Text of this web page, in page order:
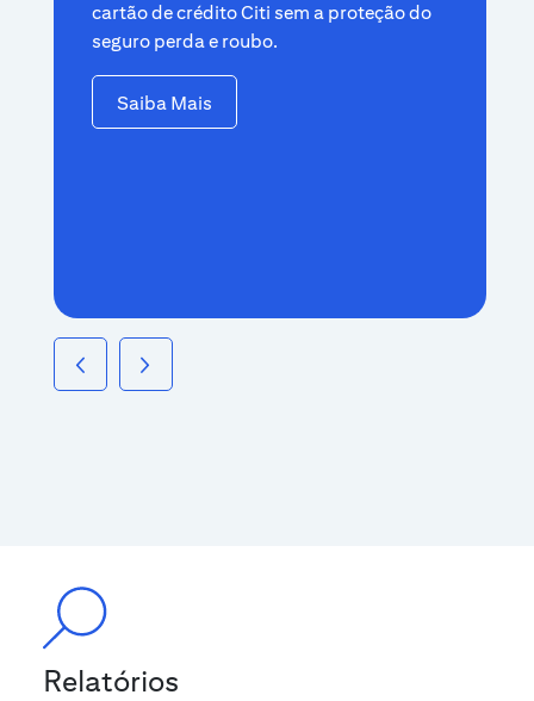
cartão de crédito Citi sem a proteção do
seguro perda e roubo.
Saiba Mais
Relatórios